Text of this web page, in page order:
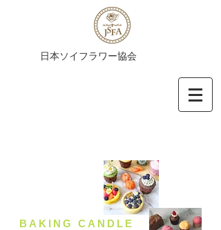
​日本ソイフラワー協会
BAKING CANDLE